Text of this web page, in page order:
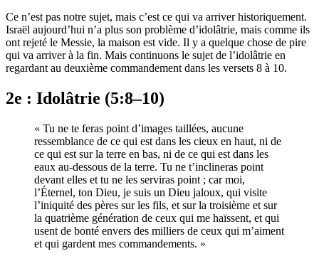
Ce n’est pas notre sujet, mais c’est ce qui va arriver historiquement.
Israël aujourd’hui n’a plus son problème d’idolâtrie, mais comme ils
ont rejeté le Messie, la maison est vide. Il y a quelque chose de pire
qui va arriver à la fin. Mais continuons le sujet de l’idolâtrie en
regardant au deuxième commandement dans les versets 8 à 10.
2e : Idolâtrie (5:8–10)
« Tu ne te feras point d’images taillées, aucune
ressemblance de ce qui est dans les cieux en haut, ni de
ce qui est sur la terre en bas, ni de ce qui est dans les
eaux au-dessous de la terre. Tu ne t’inclineras point
devant elles et tu ne les serviras point ; car moi,
l’Éternel, ton Dieu, je suis un Dieu jaloux, qui visite
l’iniquité des pères sur les fils, et sur la troisième et sur
la quatrième génération de ceux qui me haïssent, et qui
usent de bonté envers des milliers de ceux qui m’aiment
et qui gardent mes commandements. »